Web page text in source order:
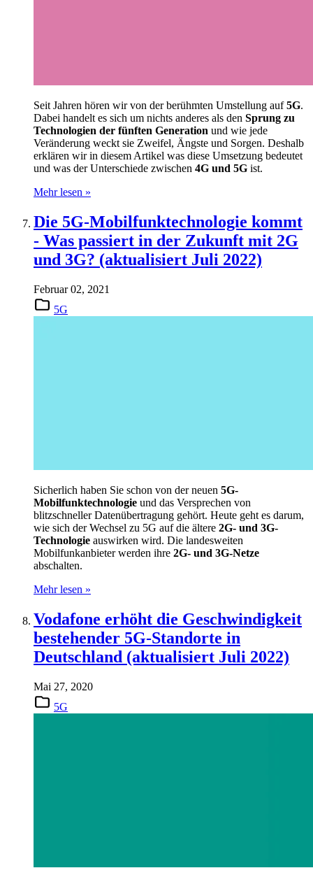
Seit Jahren hören wir von der berühmten Umstellung auf5G.
Dabei handelt es sich um nichts anderes als den Sprung zu
Technologien der fünften Generation und wie jede
Veränderung weckt sie Zweifel, Ängste und Sorgen. Deshalb
erklären wir in diesem Artikel was diese Umsetzung bedeutet
und was der Unterschiede zwischen 4G und 5G ist.
Mehr lesen »
Die 5G-Mobilfunktechnologie kommt
- Was passiert in der Zukunft mit 2G
und 3G? (aktualisiert Juli 2022)
Februar 02, 2021
5G
Sicherlich haben Sie schon von der neuen 5G-
Mobilfunktechnologie und das Versprechen von
blitzschneller Datenübertragung gehört. Heute geht es darum,
wie sich der Wechsel zu 5G auf die ältere 2G- und 3G-
Technologie auswirken wird. Die landesweiten
Mobilfunkanbieter werden ihre 2G- und 3G-Netze
abschalten.
Mehr lesen »
Vodafone erhöht die Geschwindigkeit
bestehender 5G-Standorte in
Deutschland (aktualisiert Juli 2022)
Mai 27, 2020
5G